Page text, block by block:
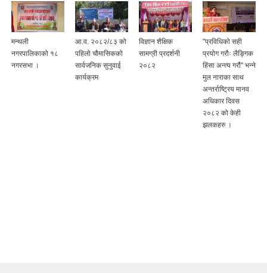
मन्थली
नगरपालिकाको १८
नगरसभा ।
आ.व. २०८२/८३ को
पहिलो चौमासिकको
सार्वजनिक सुनुवाई
कार्यक्रम
विज्ञान शैक्षिक
सामग्री प्रदर्शनी
२०८२
"प्रविधिको सही
प्रयोग गरौः लैङ्गिक
हिंसा अन्त्य गरौं" भन्ने
मुल नाराका साथ
अन्तर्राष्ट्रिय मानव
अधिकार दिवस
२०८२ को केही
झलकहरु ।